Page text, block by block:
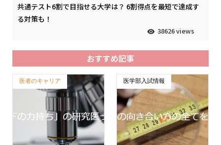
共通テスト6割で目指せる大学は？ 6割得点を最短で達成す
る対策も！
38626 views
おすすめ記事
医者のキャリア 医学部入試情報